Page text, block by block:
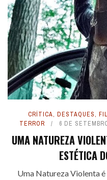
CRÍTICA, DESTAQUES,
TERROR
6 DE
UMA NATUREZA
ESTÉTICA
Uma Natureza Violenta